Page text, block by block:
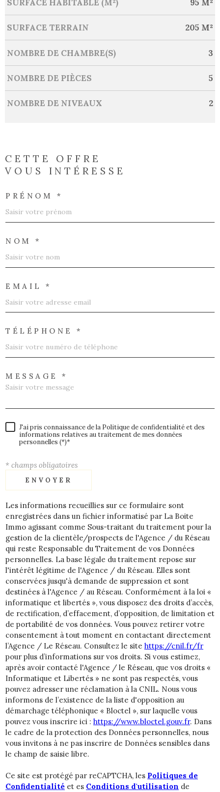
SURFACE HABITABLE (M²) 95 M²
SURFACE TERRAIN 205 M²
NOMBRE DE CHAMBRE(S) 3
NOMBRE DE PIÈCES 5
NOMBRE DE NIVEAUX 2
CETTE OFFRE
VOUS INTÉRESSE
PRÉNOM *
NOM *
EMAIL *
TÉLÉPHONE *
MESSAGE *
J'ai pris connaissance de la Politique de confidentialité et des
informations relatives au traitement de mes données
personnelles (*)*
* champs obligatoires
ENVOYER
Les informations recueillies sur ce formulaire sont
enregistrées dans un fichier informatisé par La Boite
Immo agissant comme Sous-traitant du traitement pour la
gestion de la clientèle/prospects de l'Agence / du Réseau
qui reste Responsable du Traitement de vos Données
personnelles. La base légale du traitement repose sur
l'intérêt légitime de l'Agence / du Réseau. Elles sont
conservées jusqu'à demande de suppression et sont
destinées à l'Agence / au Réseau. Conformément à la loi «
informatique et libertés », vous disposez des droits d’accès,
de rectification, d’effacement, d’opposition, de limitation et
de portabilité de vos données. Vous pouvez retirer votre
consentement à tout moment en contactant directement
l’Agence / Le Réseau. Consultez le site https://cnil.fr/fr
pour plus d’informations sur vos droits. Si vous estimez,
après avoir contacté l'Agence / le Réseau, que vos droits «
Informatique et Libertés » ne sont pas respectés, vous
pouvez adresser une réclamation à la CNIL. Nous vous
informons de l’existence de la liste d'opposition au
démarchage téléphonique « Bloctel », sur laquelle vous
pouvez vous inscrire ici : https://www.bloctel.gouv.fr. Dans
le cadre de la protection des Données personnelles, nous
vous invitons à ne pas inscrire de Données sensibles dans
le champ de saisie libre.
Ce site est protégé par reCAPTCHA, les Politiques de
Confidentialité et es Conditions d'utilisation de